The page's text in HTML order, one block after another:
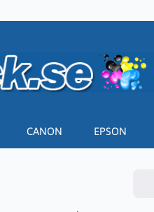
CANON EPSON